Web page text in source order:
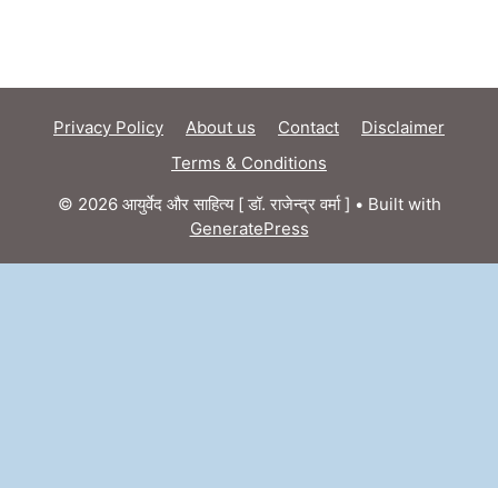
Privacy Policy About us Contact
Disclaimer
Terms & Conditions
© 2026 आयुर्वेद और साहित्य [ डॉ. राजेन्द्र वर्मा ] • Built with
GeneratePress